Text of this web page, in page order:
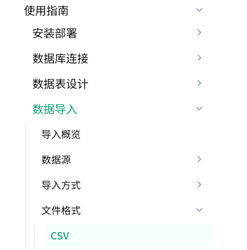
使用指南
安装部署
数据库连接
数据表设计
数据导入
导入概览
数据源
导入方式
文件格式
CSV